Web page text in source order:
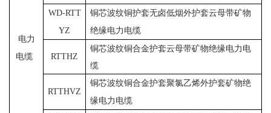
电力
电缆
WD-RTT
YZ
铜芯波纹铜护套无卤低烟外护套云母带矿物
绝缘电力电缆
RTTHZ
铜芯波纹铜合金护套云母带矿物绝缘电力电
缆
RTTHVZ
铜芯波纹铜合金护套聚氯乙烯外护套矿物绝
缘电力电缆